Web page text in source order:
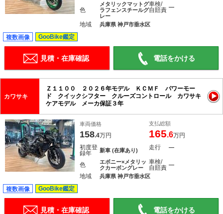
色
メタリックマットグ
ラフェンスチールグ
レー
車検/
自賠責 ―
地域 兵庫県 神戸市垂水区
複数画像 GooBike鑑定
見積・在庫確認 電話をかける
カワサキ
Ｚ１１００ ２０２６年モデル ＫＣＭＦ パワーモー
ド クイックシフター クルーズコントロール カワサキ
ケアモデル メーカ保証３年
車両価格
158.4万円
支払総額
165.6万円
初度登
録年
新車 (在庫あり) 走行 ―
色
エボニー×メタリッ
クカーボングレー
車検/
自賠責 ―
地域 兵庫県 神戸市垂水区
複数画像 GooBike鑑定
見積・在庫確認 電話をかける